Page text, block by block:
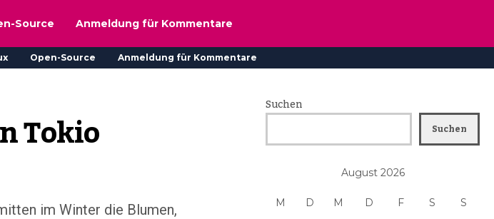
Source Anmeldung für Kommentare
Open-Source Anmeldung für Kommentare
Tokio
im Winter die Blumen,
Suchen
Suchen
August 2026
M D M D F S S